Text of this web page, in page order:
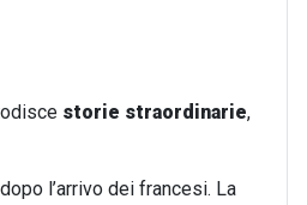
storie straordinarie,
l’arrivo dei francesi. La